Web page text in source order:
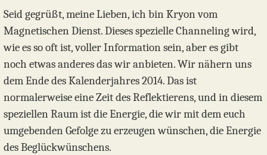
Seid gegrüßt, meine Lieben, ich bin Kryon vom
Magnetischen Dienst. Dieses spezielle Channeling wird,
wie es so oft ist, voller Information sein, aber es gibt
noch etwas anderes das wir anbieten. Wir nähern uns
dem Ende des Kalenderjahres 2014. Das ist
normalerweise eine Zeit des Reflektierens, und in diesem
speziellen Raum ist die Energie, die wir mit dem euch
umgebenden Gefolge zu erzeugen wünschen, die Energie
des Beglückwünschens.